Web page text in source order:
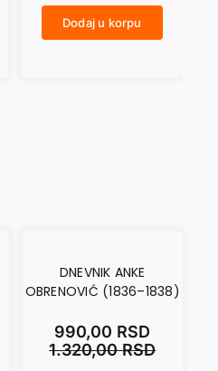
Dodaj u korpu
DNEVNIK ANKE
OBRENOVIĆ (1836–1838)
1.320,00RSD
990,00 RSD